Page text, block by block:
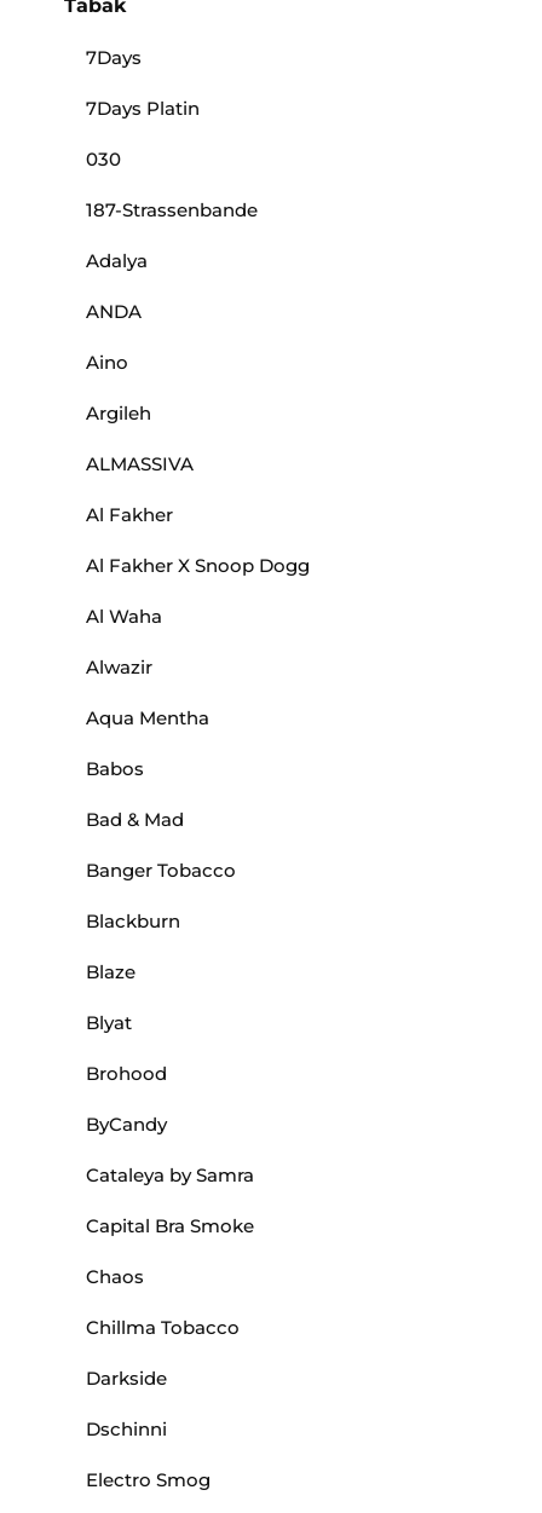
Tabak
7Days
7Days Platin
030
187-Strassenbande
Adalya
ANDA
Aino
Argileh
ALMASSIVA
Al Fakher
Al Fakher X Snoop Dogg
Al Waha
Alwazir
Aqua Mentha
Babos
Bad & Mad
Banger Tobacco
Blackburn
Blaze
Blyat
Brohood
ByCandy
Cataleya by Samra
Capital Bra Smoke
Chaos
Chillma Tobacco
Darkside
Dschinni
Electro Smog